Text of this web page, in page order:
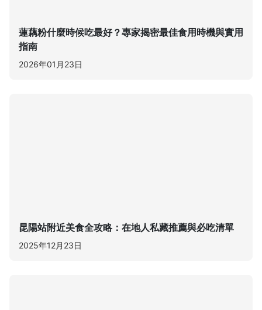
蓮藕粉什麼時候吃最好？專家揭密最佳食用時機與實用
指南
2026年01月23日
昆陽站附近美食全攻略：在地人私藏推薦與必吃清單
2025年12月23日